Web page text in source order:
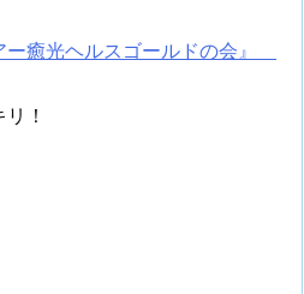
ー癒光ヘルスゴールドの会』
！